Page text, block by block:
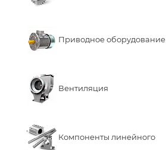
Приводное оборудование
Вентиляция
Компоненты линейного